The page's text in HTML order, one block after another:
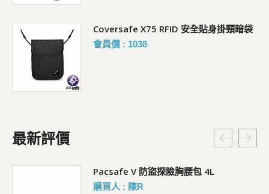
Coversafe X75 RFID 安全貼身掛頸暗袋
會員價 : 1038
最新評價
Pacsafe V 防盜探險胸腰包 4L
購買人 : 陳R